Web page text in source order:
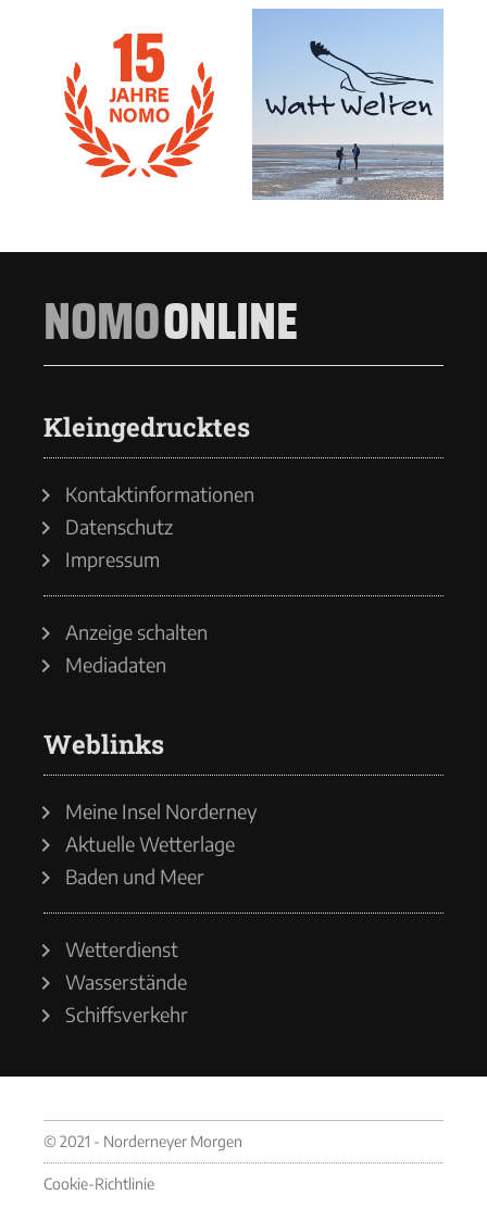
NOMOONLINE
Kleingedrucktes
Kontaktinformationen
Datenschutz
Impressum
Anzeige schalten
Mediadaten
Weblinks
Meine Insel Norderney
Aktuelle Wetterlage
Baden und Meer
Wetterdienst
Wasserstände
Schiffsverkehr
© 2021 - Norderneyer Morgen
Cookie-Richtlinie